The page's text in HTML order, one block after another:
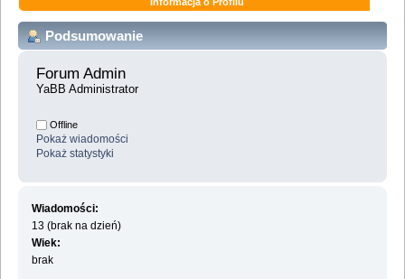
Podsumowanie
Forum Admin
YaBB Administrator
Offline
Pokaż wiadomości
Pokaż statystyki
Wiadomości:
13 (brak na dzień)
Wiek:
brak